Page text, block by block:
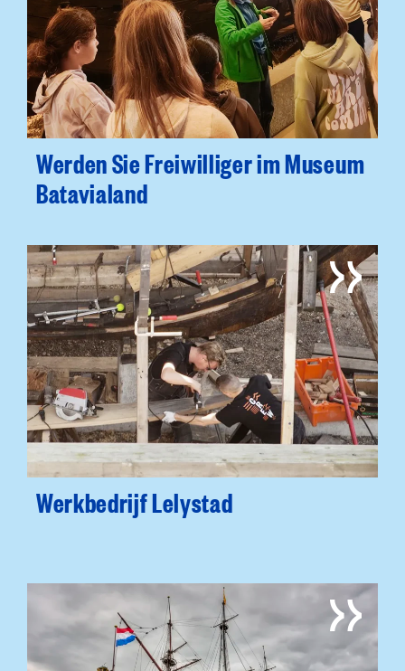
Werden Sie Freiwilliger im Museum
Batavialand
Werkbedrijf Lelystad